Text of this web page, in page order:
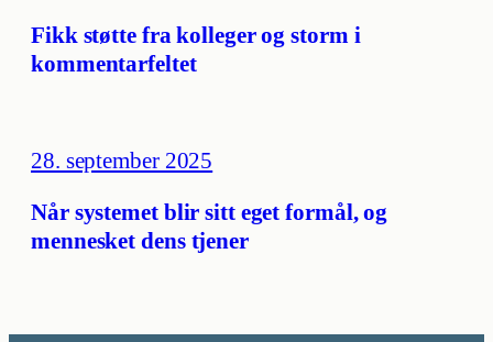
Fikk støtte fra kolleger og storm i
kommentarfeltet
28. september 2025
Når systemet blir sitt eget formål, og
mennesket dens tjener